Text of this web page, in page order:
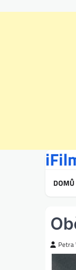
DOMŮ
Petra